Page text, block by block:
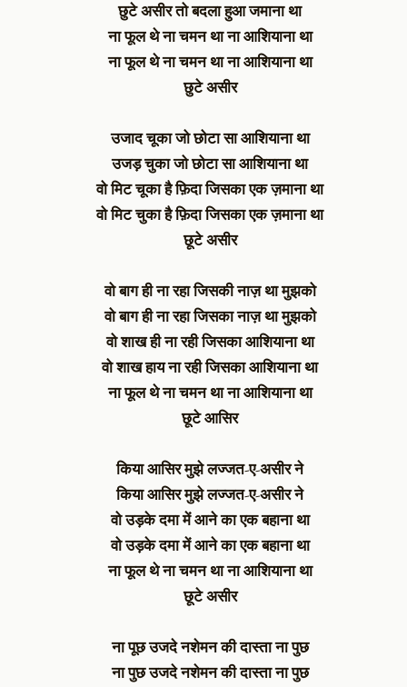
छुटे असीर तो बदला हुआ जमाना था
ना फूल थे ना चमन था ना आशियाना था
ना फूल थे ना चमन था ना आशियाना था
छुटे असीर
उजाद चूका जो छोटा सा आशियाना था
उजड़ चुका जो छोटा सा आशियाना था
वो मिट चूका है फ़िदा जिसका एक ज़माना था
वो मिट चुका है फ़िदा जिसका एक ज़माना था
छूटे असीर
वो बाग ही ना रहा जिसकी नाज़ था मुझको
वो बाग ही ना रहा जिसका नाज़ था मुझको
वो शाख ही ना रही जिसका आशियाना था
वो शाख हाय ना रही जिसका आशियाना था
ना फूल थे ना चमन था ना आशियाना था
छूटे आसिर
किया आसिर मुझे लज्जत-ए-असीर ने
किया आसिर मुझे लज्जत-ए-असीर ने
वो उड़के दमा में आने का एक बहाना था
वो उड़के दमा में आने का एक बहाना था
ना फूल थे ना चमन था ना आशियाना था
छूटे असीर
ना पूछ उजदे नशेमन की दास्ता ना पुछ
ना पुछ उजदे नशेमन की दास्ता ना पुछ